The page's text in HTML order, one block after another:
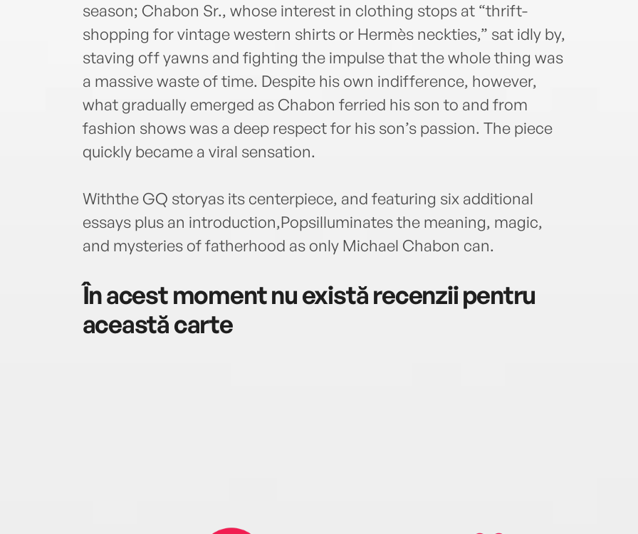
season; Chabon Sr., whose interest in clothing stops at “thrift-
shopping for vintage western shirts or Hermès neckties,” sat idly by,
staving off yawns and fighting the impulse that the whole thing was
a massive waste of time. Despite his own indifference, however,
what gradually emerged as Chabon ferried his son to and from
fashion shows was a deep respect for his son’s passion. The piece
quickly became a viral sensation.
Withthe GQ storyas its centerpiece, and featuring six additional
essays plus an introduction,Popsilluminates the meaning, magic,
and mysteries of fatherhood as only Michael Chabon can.
În acest moment nu există recenzii pentru
această carte